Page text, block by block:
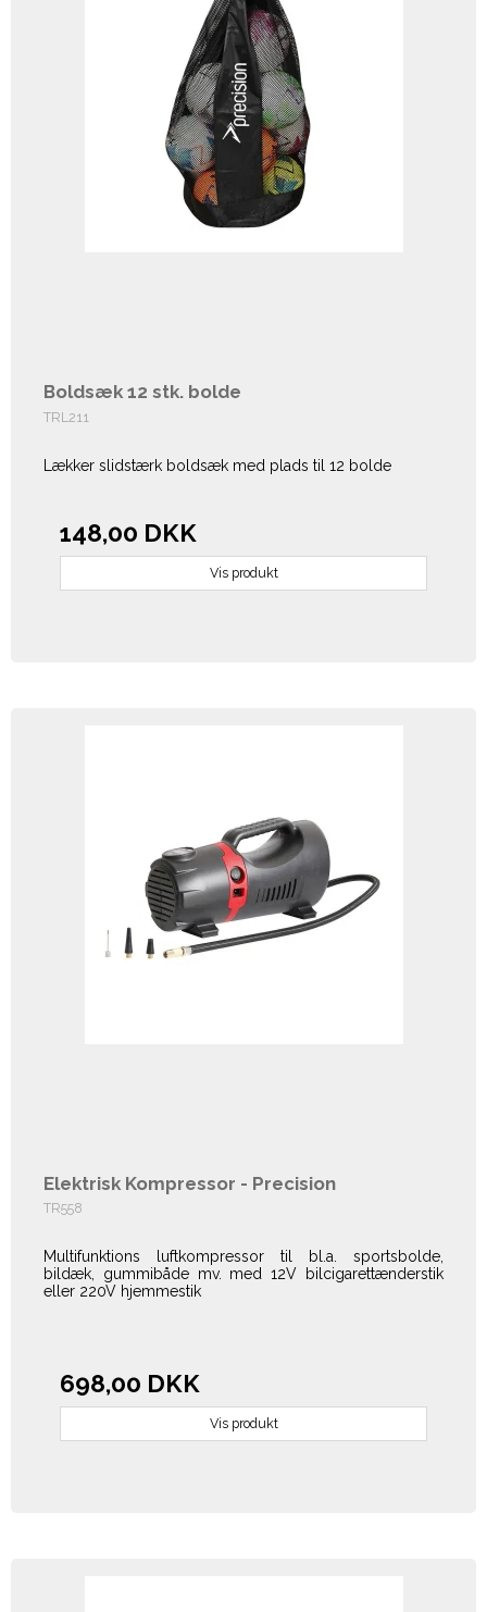
Boldsæk 12 stk. bolde
TRL211
Lækker slidstærk boldsæk med plads til 12 bolde
148,00 DKK
Vis produkt
Elektrisk Kompressor - Precision
TR558
Multifunktions luftkompressor til bl.a. sportsbolde,
bildæk, gummibåde mv. med 12V bilcigarettænderstik
eller 220V hjemmestik
698,00 DKK
Vis produkt